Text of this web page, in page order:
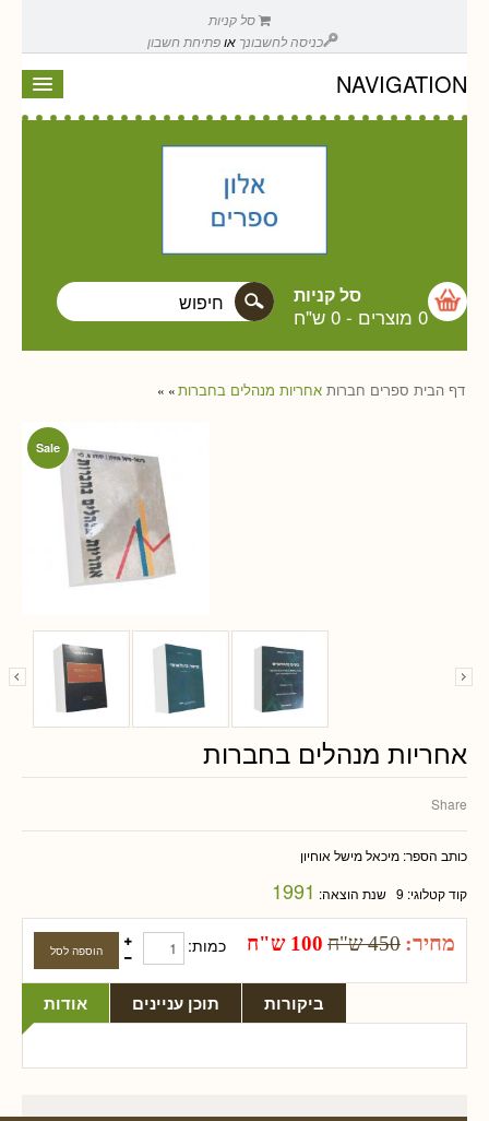
סל קניות
כניסה לחשבונך אופתיחת חשבון
NAVIGATION
סל קניות
0 מוצרים - 0 ש"ח
דף הבית » ספרים חברות » אחריות מנהלים בחברות
Sale
אחריות מנהלים בחברות
Share
כותב הספר: מיכאל מישל אוחיון
קוד קטלוגי: 9 שנת הוצאה: 1991
מחיר: 450 ש"ח 100 ש"ח כמות:
אודות תוכן עניינים ביקורות